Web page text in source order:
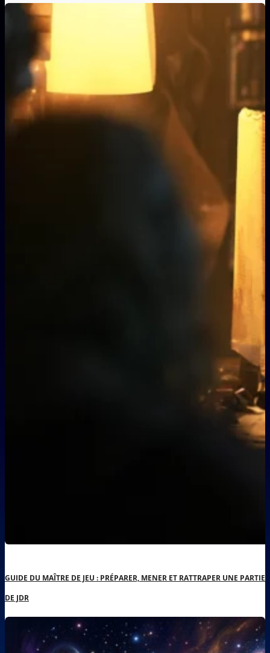
GUIDE DU MAÎTRE DE JEU : PRÉPARER, MENER ET RATTRAPER UNE PARTIE
DE JDR